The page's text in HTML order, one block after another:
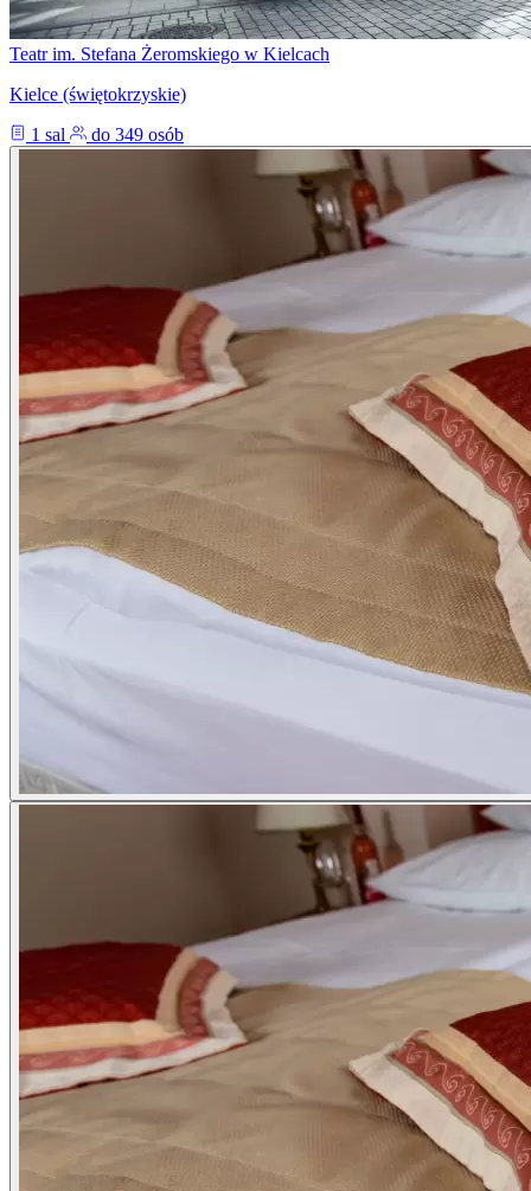
Teatr im. Stefana Żeromskiego w Kielcach
Kielce (świętokrzyskie)
1 sal
do 349 osób